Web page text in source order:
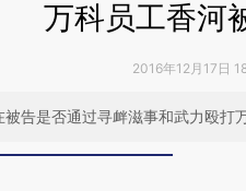
万科员工香河
2016年12月17日
被告是否通过寻衅滋事和武力殴打
请